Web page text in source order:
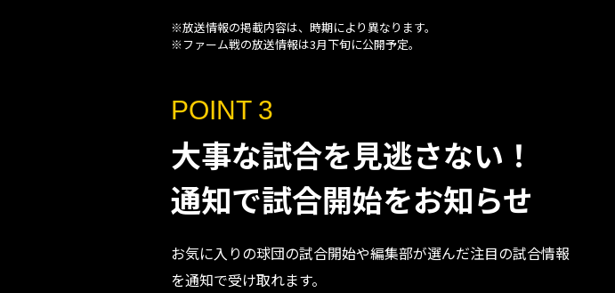
※放送情報の掲載内容は、時期により異なります。
※ファーム戦の放送情報は3月下旬に公開予定。
POINT 3
大事な試合を見逃さない！
通知で試合開始をお知らせ
お気に入りの球団の試合開始や編集部が選んだ注目の試合情報
を通知で受け取れます。